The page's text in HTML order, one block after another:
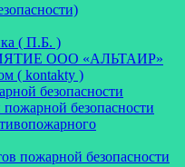
( П.Б. )
ООО «АЛЬТАИР»
( kontakty )
безопасности
безопасности
пожарной безопасности